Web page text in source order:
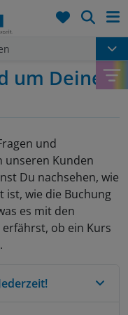
um Deine
und
unseren Kunden
Du nachsehen, wie
ist, wie die Buchung
es mit den
ob ein Kurs